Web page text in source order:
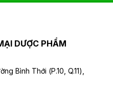
DƯỢC PHẨM
Bình Thới (P.10, Q.11),